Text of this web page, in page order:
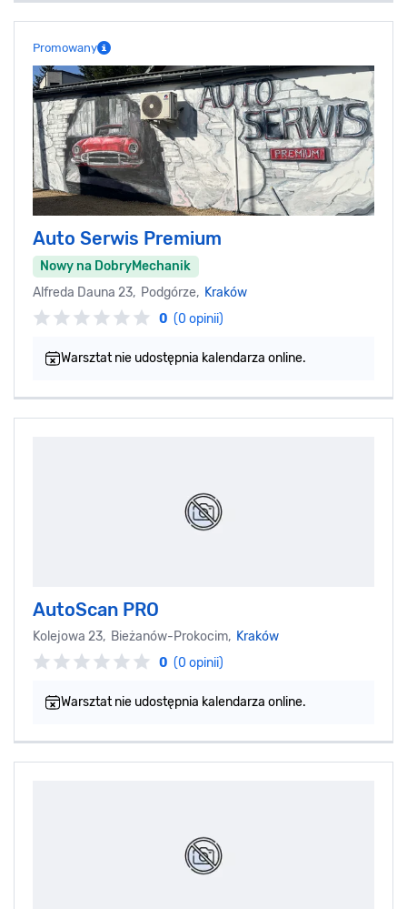
Promowany
Auto Serwis Premium
Nowy na DobryMechanik
Alfreda Dauna 23, Podgórze, Kraków
0 (0 opinii)
Warsztat nie udostępnia kalendarza online.
AutoScan PRO
Kolejowa 23, Bieżanów-Prokocim, Kraków
0 (0 opinii)
Warsztat nie udostępnia kalendarza online.